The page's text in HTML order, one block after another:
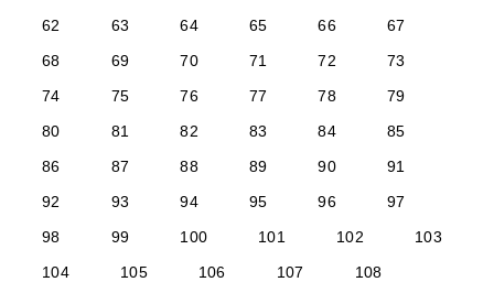
62
63 64 65 66
67
68
69 70 71 72
73
74
75 76 77 78
79
80
81 82 83 84
85
86
87 88 89 90
91
92
93 94 95 96
97
98
99 100 101 102
103
104
105 106 107
108